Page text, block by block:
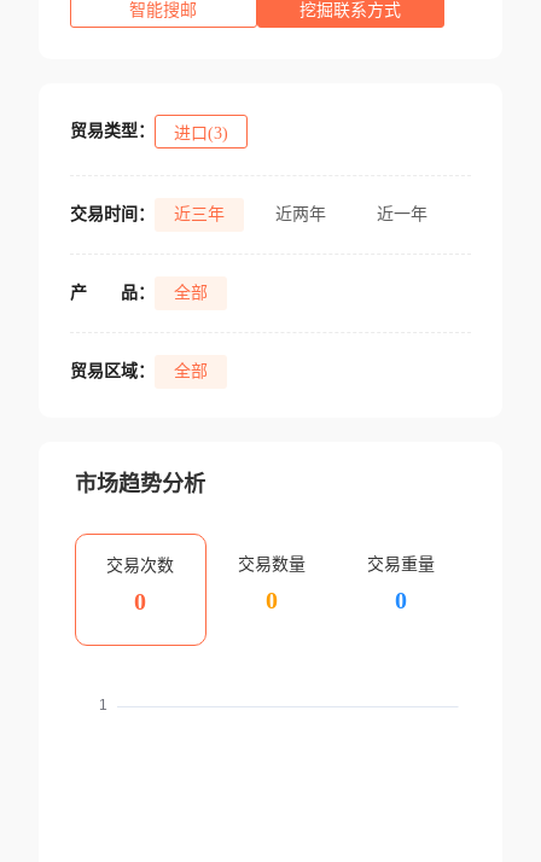
智能搜邮 挖掘联系方式
贸易类型： 进口(3)
交易时间： 近三年 近两年 近一年
产 品： 全部
贸易区域： 全部
市场趋势分析
交易次数
0
交易数量
0
交易重量
0